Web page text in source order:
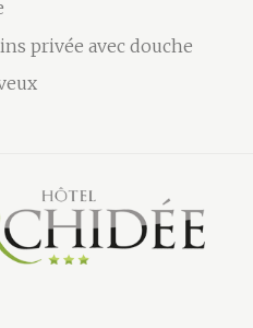
privée avec douche